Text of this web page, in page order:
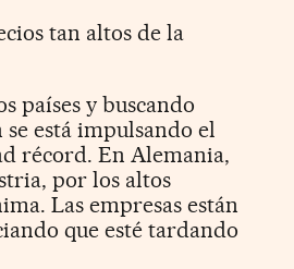
tan altos de la
países y buscando
está impulsando el
récord. En Alemania,
por los altos
Las empresas están
que esté tardando